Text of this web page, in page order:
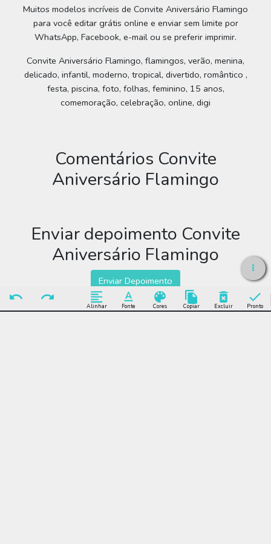
Alinhar Fonte Cores Copiar Excluir Pronto
Muitos modelos incríveis de Convite Aniversário Flamingo
para você editar grátis online e enviar sem limite por
WhatsApp, Facebook, e-mail ou se preferir imprimir.
Convite Aniversário Flamingo, flamingos, verão, menina,
delicado, infantil, moderno, tropical, divertido, romântico ,
festa, piscina, foto, folhas, feminino, 15 anos,
comemoração, celebração, online, digi
Comentários Convite
Aniversário Flamingo
Enviar depoimento Convite
Aniversário Flamingo
Enviar Depoimento